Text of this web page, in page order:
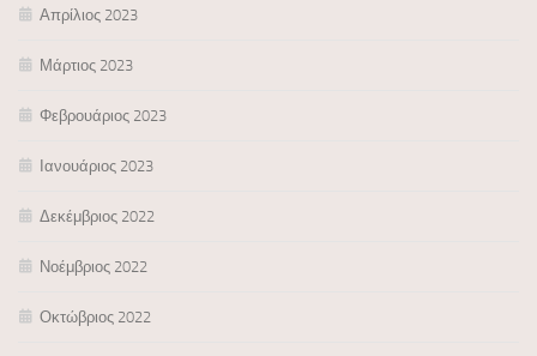
Απρίλιος 2023
Μάρτιος 2023
Φεβρουάριος 2023
Ιανουάριος 2023
Δεκέμβριος 2022
Νοέμβριος 2022
Οκτώβριος 2022